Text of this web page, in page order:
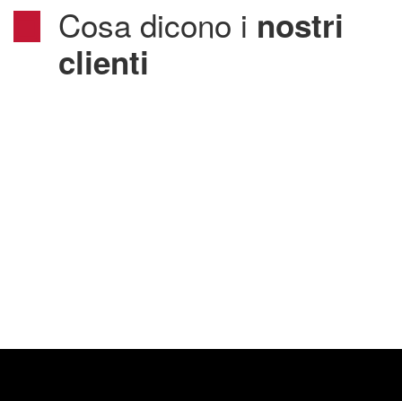
Cosa dicono i nostri
clienti